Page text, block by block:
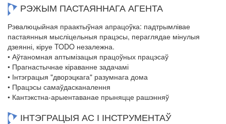
РЭЖЫМ ПАСТАЯННАГА АГЕНТА
Рэвалюцыйная праактыўная апрацоўка: падтрымлівае
пастаянныя мысліцельныя працэсы, пераглядае мінулыя
дзеянні, кіруе TODO незалежна.
• Аўтаномная аптымізацыя працоўных працэсаў
• Прагнастычнае кіраванне задачамі
• Інтэграцыя "дворэцкага" разумнага дома
• Працэсы самаўдасканалення
• Кантэкстна-арыентаванае прыняцце рашэнняў
ІНТЭГРАЦЫЯ АС І ІНСТРУМЕНТАЎ